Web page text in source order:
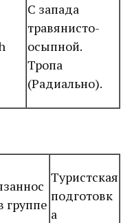
С запада
травянисто-
осыпной.
Тропа
(Радиально).
группе
Туристская
подготовк
а